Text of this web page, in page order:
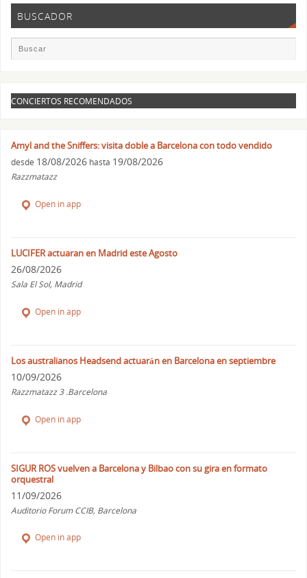
BUSCADOR
CONCIERTOS RECOMENDADOS
Amyl and the Sniffers: visita doble a Barcelona con todo vendido
desde 18/08/2026 hasta 19/08/2026
Razzmatazz
Open in app
LUCIFER actuaran en Madrid este Agosto
26/08/2026
Sala El Sol, Madrid
Open in app
Los australianos Headsend actuarán en Barcelona en septiembre
10/09/2026
Razzmatazz 3 .Barcelona
Open in app
SIGUR ROS vuelven a Barcelona y Bilbao con su gira en formato
orquestral
11/09/2026
Auditorio Forum CCIB, Barcelona
Open in app